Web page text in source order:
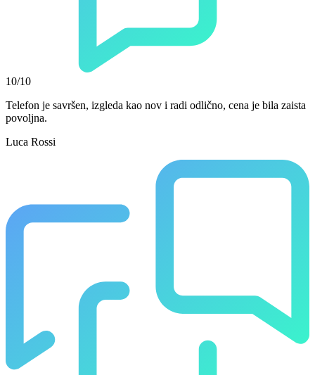
10/10
Telefon je savršen, izgleda kao nov i radi odlično, cena je bila zaista
povoljna.
Luca Rossi